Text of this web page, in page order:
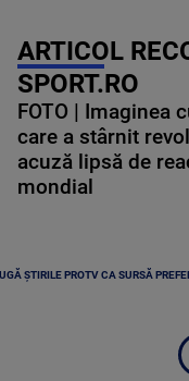
ARTICOL
SPORT.RO
FOTO | Imaginea
care a stârnit
acuză lipsă de
mondial
ȘTIRILE PROTV CA SURSĂ